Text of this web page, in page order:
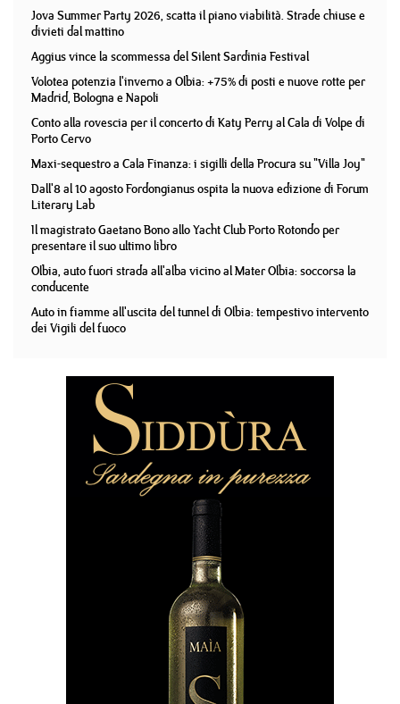
Jova Summer Party 2026, scatta il piano viabilità. Strade chiuse e
divieti dal mattino
Aggius vince la scommessa del Silent Sardinia Festival
Volotea potenzia l'inverno a Olbia: +75% di posti e nuove rotte per
Madrid, Bologna e Napoli
Conto alla rovescia per il concerto di Katy Perry al Cala di Volpe di
Porto Cervo
Maxi-sequestro a Cala Finanza: i sigilli della Procura su "Villa Joy"
Dall'8 al 10 agosto Fordongianus ospita la nuova edizione di Forum
Literary Lab
Il magistrato Gaetano Bono allo Yacht Club Porto Rotondo per
presentare il suo ultimo libro
Olbia, auto fuori strada all'alba vicino al Mater Olbia: soccorsa la
conducente
Auto in fiamme all'uscita del tunnel di Olbia: tempestivo intervento
dei Vigili del fuoco